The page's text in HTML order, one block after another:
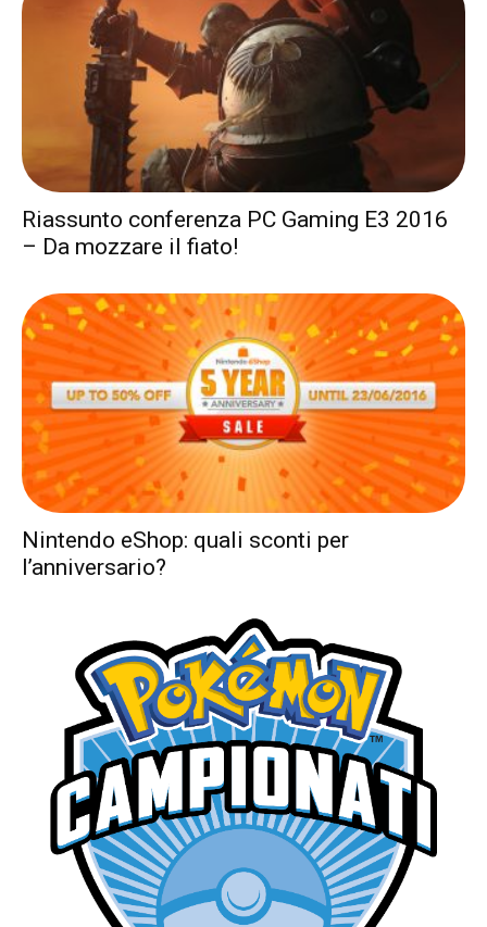
Riassunto conferenza PC Gaming E3 2016
– Da mozzare il fiato!
Nintendo eShop: quali sconti per
l’anniversario?